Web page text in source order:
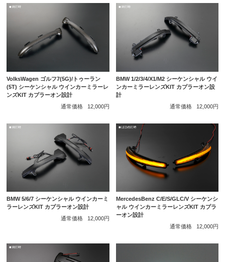
VolksWagen ゴルフ7(5G)/トゥーラン
(5T) シーケンシャル ウインカーミラーレ
ンズKIT カプラーオン設計
通常価格
12,000円
BMW 1/2/3/4/X1/M2 シーケンシャル ウイ
ンカーミラーレンズKIT カプラーオン設
計
通常価格
12,000円
BMW 5/6/7 シーケンシャル ウインカーミ
ラーレンズKIT カプラーオン設計
通常価格
12,000円
MercedesBenz C/E/S/GLC/V シーケンシ
ャル ウインカーミラーレンズKIT カプラ
ーオン設計
通常価格
12,000円